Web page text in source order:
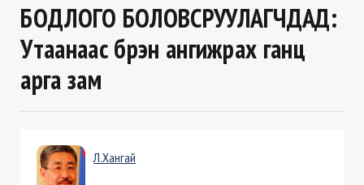
БОДЛОГО БОЛОВСРУУЛАГЧДАД:
Утаанаас бүрэн ангижрах ганц
арга зам
Л.Хангай